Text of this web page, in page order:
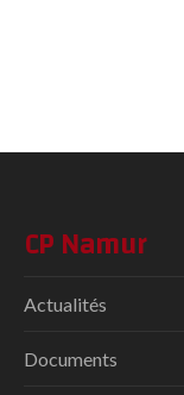
CP Namur
Actualités
Documents